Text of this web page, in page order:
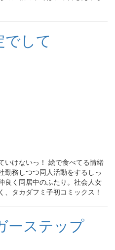
でして
いけないっ！ 絵で食べてる情緒
勤務しつつ同人活動をするしっ
良く同居中のふたり。社会人女
タカダフミ子初コミックス！
ーステップ